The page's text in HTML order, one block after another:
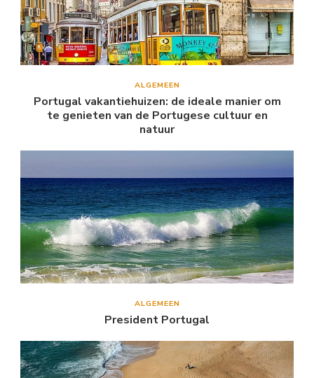
ALGEMEEN
Portugal vakantiehuizen: de ideale manier om
te genieten van de Portugese cultuur en
natuur
ALGEMEEN
President Portugal